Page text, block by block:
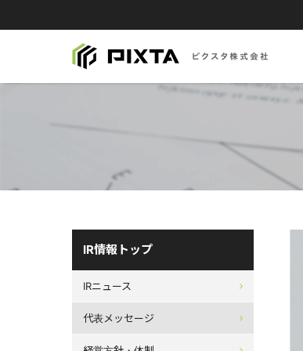
IR情報トップ
IRニュース
代表メッセージ